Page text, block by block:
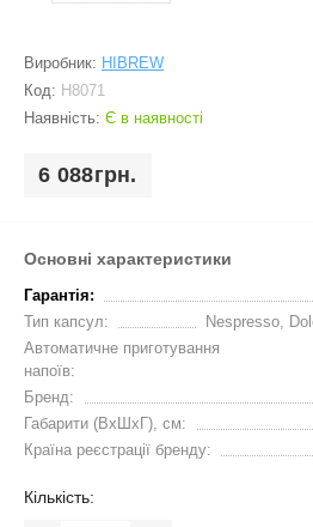
Виробник: HIBREW
Код: H8071
Наявність: Є в наявності
6 088грн.
Основні характеристики
Гарантія:
Тип капсул:
Nespresso,
Автоматичне приготування
напоїв:
Бренд:
Габарити (ВхШхГ), см:
Країна реєстрації бренду:
Кількість: